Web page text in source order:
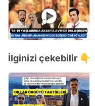
İlginizi çekebilir 👇